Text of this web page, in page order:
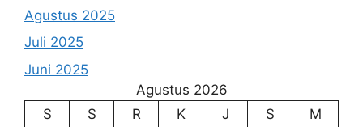
Agustus 2025
Juli 2025
Juni 2025
Agustus 2026
S
S R K J S
M